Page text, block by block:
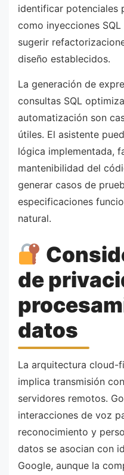
identificar potenciales
como inyecciones
sugerir
diseño establecidos.
La generación de
consultas SQL
automatización son
útiles. El asistente
lógica implementada,
mantenibilidad del
generar casos de
especificaciones
natural.
de
datos
La arquitectura cloud-
implica transmisión
servidores remotos.
interacciones de voz
reconocimiento y
datos se asocian con
Google, aunque la